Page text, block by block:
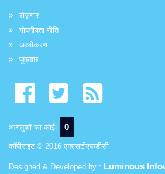
रोज़गार
गोपनीयता नीति
अस्वीकरण
पूछताछ
आगंतुकों का कोई: 0
कॉपीराइट © 2016 एनएसटीएफडीसी
Designed & Developed by : Luminous